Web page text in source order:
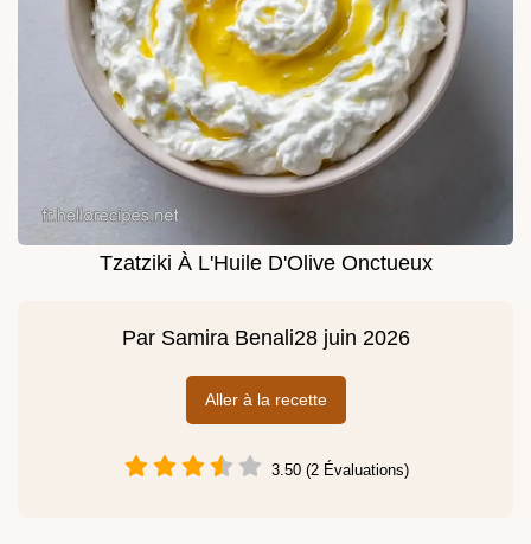
Tzatziki À L'Huile D'Olive Onctueux
Par Samira Benali28 juin 2026
Aller à la recette
3.50 (2 Évaluations)